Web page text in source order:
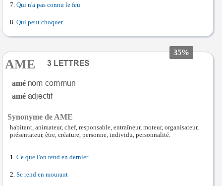
Qui n'a pas connu le feu
Qui peut choquer
35%
AME
amé
amé
Synonyme de AME
habitant, animateur, chef, responsable, entraîneur, moteur, organisateur,
présentateur, être, créature, personne, individu, personnalité.
Ce que l'on rend en dernier
Se rend en mourant